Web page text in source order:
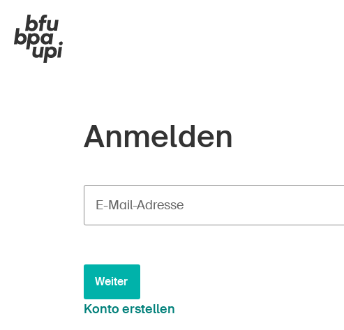
Anmelden
E-Mail-Adresse
Weiter
Konto erstellen